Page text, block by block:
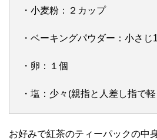
・小麦粉：２カップ
・ベーキングパウダー：小さじ
・卵：１個
・塩：少々(親指と人差し指で
お好みで紅茶のティーパックの中